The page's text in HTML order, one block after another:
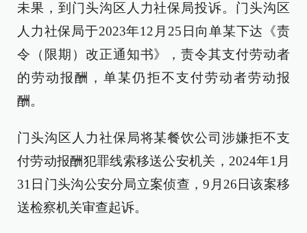
未果，到门头沟区人力社保局投诉。门头沟区
人力社保局于2023年12月25日向单某下达《责
令（限期）改正通知书》，责令其支付劳动者
的劳动报酬，单某仍拒不支付劳动者劳动报
酬。
门头沟区人力社保局将某餐饮公司涉嫌拒不支
付劳动报酬犯罪线索移送公安机关，2024年1月
31日门头沟公安分局立案侦查，9月26日该案移
送检察机关审查起诉。